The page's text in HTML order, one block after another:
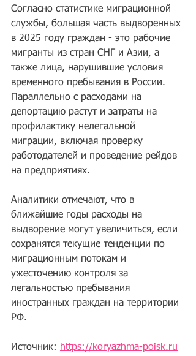
Согласно статистике миграционной
службы, большая часть выдворенных
в 2025 году граждан - это рабочие
мигранты из стран СНГ и Азии, а
также лица, нарушившие условия
временного пребывания в России.
Параллельно с расходами на
депортацию растут и затраты на
профилактику нелегальной
миграции, включая проверку
работодателей и проведение рейдов
на предприятиях.
Аналитики отмечают, что в
ближайшие годы расходы на
выдворение могут увеличиться, если
сохранятся текущие тенденции по
миграционным потокам и
ужесточению контроля за
легальностью пребывания
иностранных граждан на территории
РФ.
Источник: https://koryazhma-poisk.ru